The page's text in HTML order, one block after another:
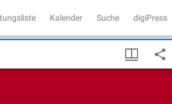
Kalender Suche digiPress